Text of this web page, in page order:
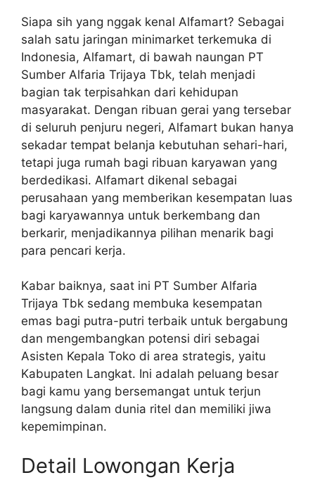
Siapa sih yang nggak kenal Alfamart? Sebagai
salah satu jaringan minimarket terkemuka di
Indonesia, Alfamart, di bawah naungan PT
Sumber Alfaria Trijaya Tbk, telah menjadi
bagian tak terpisahkan dari kehidupan
masyarakat. Dengan ribuan gerai yang tersebar
di seluruh penjuru negeri, Alfamart bukan hanya
sekadar tempat belanja kebutuhan sehari-hari,
tetapi juga rumah bagi ribuan karyawan yang
berdedikasi. Alfamart dikenal sebagai
perusahaan yang memberikan kesempatan luas
bagi karyawannya untuk berkembang dan
berkarir, menjadikannya pilihan menarik bagi
para pencari kerja.
Kabar baiknya, saat ini PT Sumber Alfaria
Trijaya Tbk sedang membuka kesempatan
emas bagi putra-putri terbaik untuk bergabung
dan mengembangkan potensi diri sebagai
Asisten Kepala Toko di area strategis, yaitu
Kabupaten Langkat. Ini adalah peluang besar
bagi kamu yang bersemangat untuk terjun
langsung dalam dunia ritel dan memiliki jiwa
kepemimpinan.
Detail Lowongan Kerja